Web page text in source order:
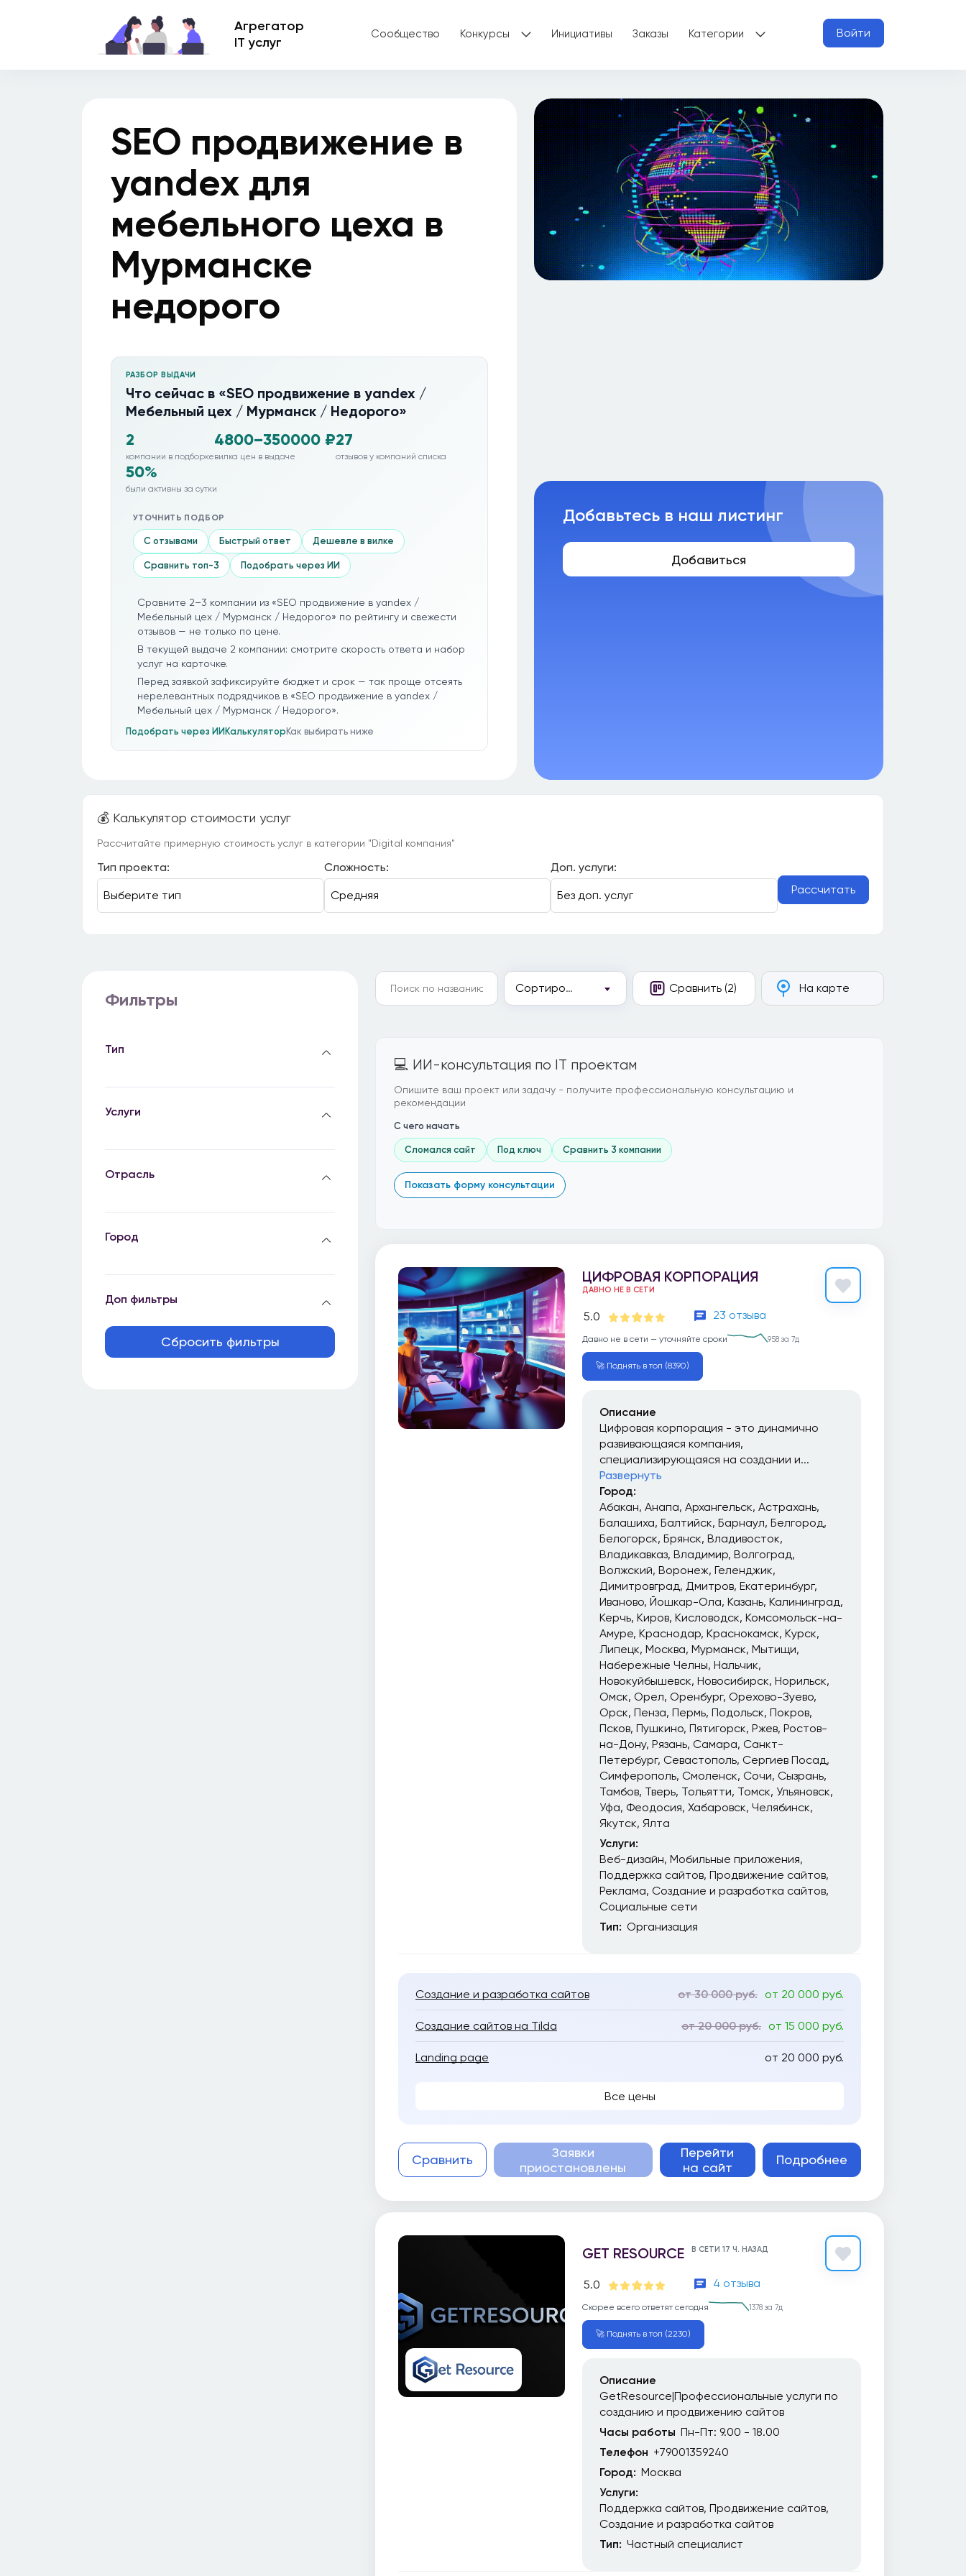
Агрегатор
IT услуг
Сообщество Конкурсы Инициативы Заказы Категории Войти
SEO продвижение в
yandex для
мебельного цеха в
Мурманске
недорого
РАЗБОР ВЫДАЧИ
Что сейчас в «SEO продвижение в yandex /
Мебельный цех / Мурманск / Недорого»
2
компании в подборке
4800–350000 ₽
вилка цен в выдаче
27
отзывов у компаний списка
50%
были активны за сутки
УТОЧНИТЬ ПОДБОР
С отзывами Быстрый ответ Дешевле в вилке
Сравнить топ-3 Подобрать через ИИ
Сравните 2–3 компании из «SEO продвижение в yandex /
Мебельный цех / Мурманск / Недорого» по рейтингу и свежести
отзывов — не только по цене.
В текущей выдаче 2 компании: смотрите скорость ответа и набор
услуг на карточке.
Перед заявкой зафиксируйте бюджет и срок — так проще отсеять
нерелевантных подрядчиков в «SEO продвижение в yandex /
Мебельный цех / Мурманск / Недорого».
Подобрать через ИИКалькуляторКак выбирать ниже
Добавьтесь в наш листинг
Добавиться
💰 Калькулятор стоимости услуг
Рассчитайте примерную стоимость услуг в категории "Digital компания"
Тип проекта: Сложность:
Доп. услуги:
Рассчитать
Фильтры
Тип
Услуги
Отрасль
Город
Доп фильтры
Сбросить фильтры
Сравнить (2)
Сортировка На карте
💻 ИИ-консультация по IT проектам
Опишите ваш проект или задачу - получите профессиональную консультацию и
рекомендации
С чего начать
Сломался сайт Под ключ Сравнить 3 компании
Показать форму консультации
ЦИФРОВАЯ КОРПОРАЦИЯ
ДАВНО НЕ В СЕТИ
5.0 23 отзыва
Давно не в сети — уточняйте сроки 958 за 7д
🚀 Поднять в топ (8390)
Описание
Цифровая корпорация - это динамично
развивающаяся компания,
специализирующаяся на создании и...
Развернуть
Город:
Абакан Анапа Архангельск Астрахань
Балашиха Балтийск Барнаул Белгород
Белогорск Брянск Владивосток
Владикавказ Владимир Волгоград
Волжский Воронеж Геленджик
Димитровград
Дмитров Екатеринбург
Иваново Йошкар-Ола Казань Калининград
Керчь Киров Кисловодск Комсомольск-на-
Амуре Краснодар Краснокамск Курск
Липецк Москва Мурманск Мытищи
Набережные Челны Нальчик
Новокуйбышевск Новосибирск Норильск
Омск Орел Оренбург Орехово-Зуево
Орск Пенза Пермь Подольск Покров
Псков Пушкино Пятигорск Ржев Ростов-
на-Дону Рязань Самара Санкт-
Петербург Севастополь Сергиев Посад
Симферополь Смоленск Сочи Сызрань
Тамбов Тверь Тольятти Томск Ульяновск
Уфа Феодосия Хабаровск Челябинск
Якутск Ялта
Услуги:
Веб-дизайн Мобильные приложения
Поддержка сайтов Продвижение сайтов
Реклама Создание и разработка сайтов
Социальные сети
Тип: Организация
Создание и разработка сайтов от 30 000 руб. от 20 000 руб.
Создание сайтов на Tilda от 20 000 руб. от 15 000 руб.
Landing page от 20 000 руб.
Все цены
Сравнить
Заявки
приостановлены
Перейти
на сайт
Подробнее
GET RESOURCE В СЕТИ 17 Ч. НАЗАД
5.0 4 отзыва
Скорее всего ответят сегодня 1378 за 7д
🚀 Поднять в топ (2230)
Описание
GetResource|Профессиональные услуги по
созданию и продвижению сайтов
Часы работы Пн-Пт: 9.00 - 18.00
Телефон +79001359240
Город: Москва
Услуги:
Поддержка сайтов Продвижение сайтов
Создание и разработка сайтов
Тип: Частный специалист